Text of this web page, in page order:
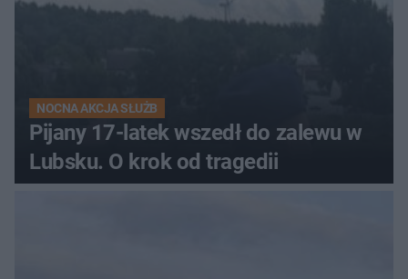
NOCNA AKCJA SŁUŻB
Pijany 17-latek wszedł do zalewu w
Lubsku. O krok od tragedii